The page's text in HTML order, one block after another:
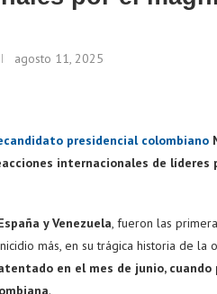
agosto 11, 2025
presidencial colombiano
internacionales de
y Venezuela, fueron las
más, en su trágica historia de la
en el mes de junio,
.
Ethereum (ETH) $ 1,911.85